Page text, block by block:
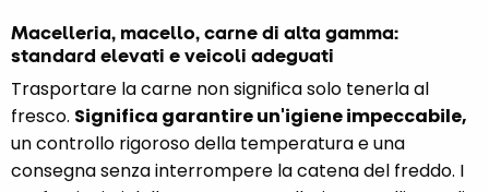
Macelleria, macello, carne di alta gamma:
standard elevati e veicoli adeguati
Trasportare la carne non significa solo tenerla al
fresco. Significa garantire un'igiene impeccabile,
un controllo rigoroso della temperatura e una
consegna senza interrompere la catena del freddo. I